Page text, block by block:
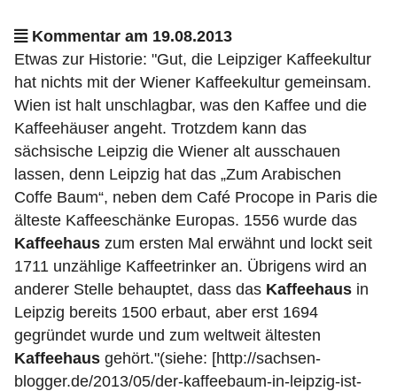
Kommentar am 19.08.2013
Etwas zur Historie: "Gut, die Leipziger Kaffeekultur
hat nichts mit der Wiener Kaffeekultur gemeinsam.
Wien ist halt unschlagbar, was den Kaffee und die
Kaffeehäuser angeht. Trotzdem kann das
sächsische Leipzig die Wiener alt ausschauen
lassen, denn Leipzig hat das „Zum Arabischen
Coffe Baum“, neben dem Café Procope in Paris die
älteste Kaffeeschänke Europas. 1556 wurde das
Kaffeehaus zum ersten Mal erwähnt und lockt seit
1711 unzählige Kaffeetrinker an. Übrigens wird an
anderer Stelle behauptet, dass das Kaffeehaus in
Leipzig bereits 1500 erbaut, aber erst 1694
gegründet wurde und zum weltweit ältesten
Kaffeehaus gehört."(siehe: [http://sachsen-
blogger.de/2013/05/der-kaffeebaum-in-leipzig-ist-